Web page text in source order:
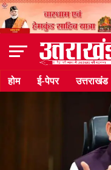
होम ई-पेपर उत्तराखंड